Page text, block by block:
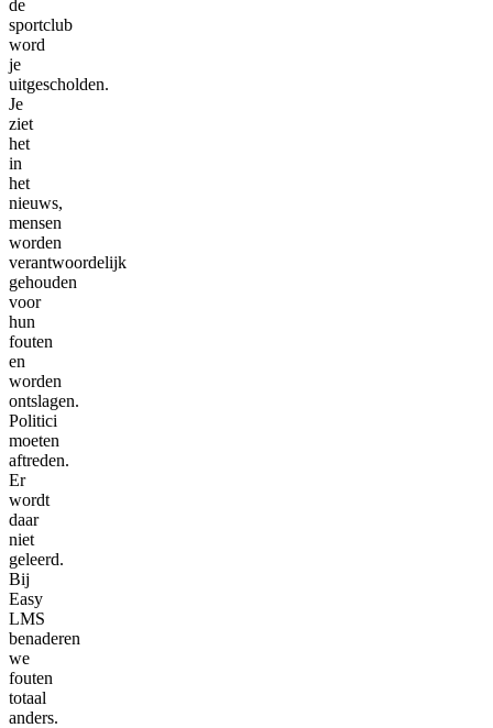
de
sportclub
word
je
uitgescholden.
Je
ziet
het
in
het
nieuws,
mensen
worden
verantwoordelijk
gehouden
voor
hun
fouten
en
worden
ontslagen.
Politici
moeten
aftreden.
Er
wordt
daar
niet
geleerd.
Bij
Easy
LMS
benaderen
we
fouten
totaal
anders.